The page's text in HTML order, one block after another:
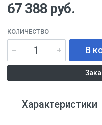
67 388 руб.
КОЛИЧЕСТВО
В
Характеристики